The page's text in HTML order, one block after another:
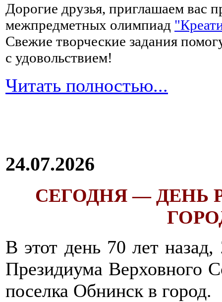
Дорогие друзья, приглашаем вас
межпредметных олимпиад
Свежие творческие задания
с удовольствием!
Читать полностью...
24.07.2026
СЕГОДНЯ — ДЕНЬ
В этот день 70 лет
Президиума Верховного
поселка Обнинск в город.